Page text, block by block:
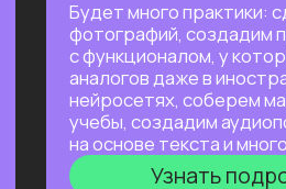
данных и повышения эффективности.
использования: от генерация текстов
и изображений до оптимизации
процессов.
Старт в нейросетях
Нейросети для разработки и IT